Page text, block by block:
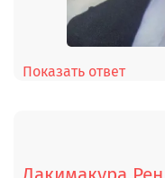
Показать ответ